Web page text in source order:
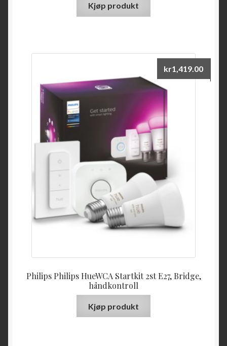
Kjøp produkt
Philips Philips HueWCA Startkit 2st E27, Bridge,
håndkontroll
kr1,419.00
Kjøp produkt